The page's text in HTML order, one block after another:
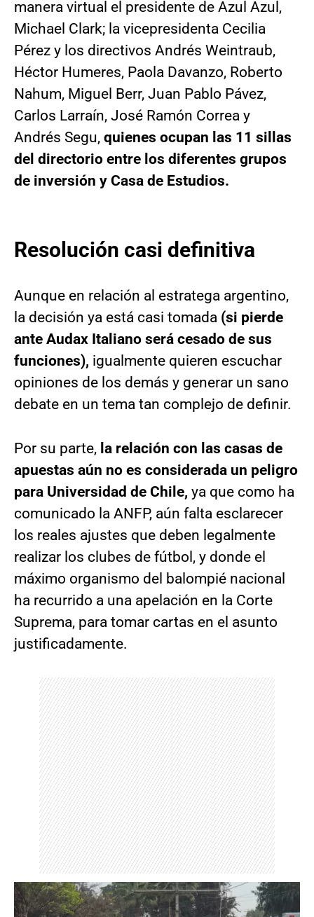
manera virtual el presidente de Azul Azul,
Michael Clark; la vicepresidenta Cecilia
Pérez y los directivos Andrés Weintraub,
Héctor Humeres, Paola Davanzo, Roberto
Nahum, Miguel Berr, Juan Pablo Pávez,
Carlos Larraín, José Ramón Correa y
Andrés Segu, quienes ocupan las 11 sillas
del directorio entre los diferentes grupos
de inversión y Casa de Estudios.
Resolución casi definitiva
Aunque en relación al estratega argentino,
la decisión ya está casi tomada (si pierde
ante Audax Italiano será cesado de sus
funciones), igualmente quieren escuchar
opiniones de los demás y generar un sano
debate en un tema tan complejo de definir.
Por su parte, la relación con las casas de
apuestas aún no es considerada un peligro
para Universidad de Chile, ya que como ha
comunicado la ANFP, aún falta esclarecer
los reales ajustes que deben legalmente
realizar los clubes de fútbol, y donde el
máximo organismo del balompié nacional
ha recurrido a una apelación en la Corte
Suprema, para tomar cartas en el asunto
justificadamente.